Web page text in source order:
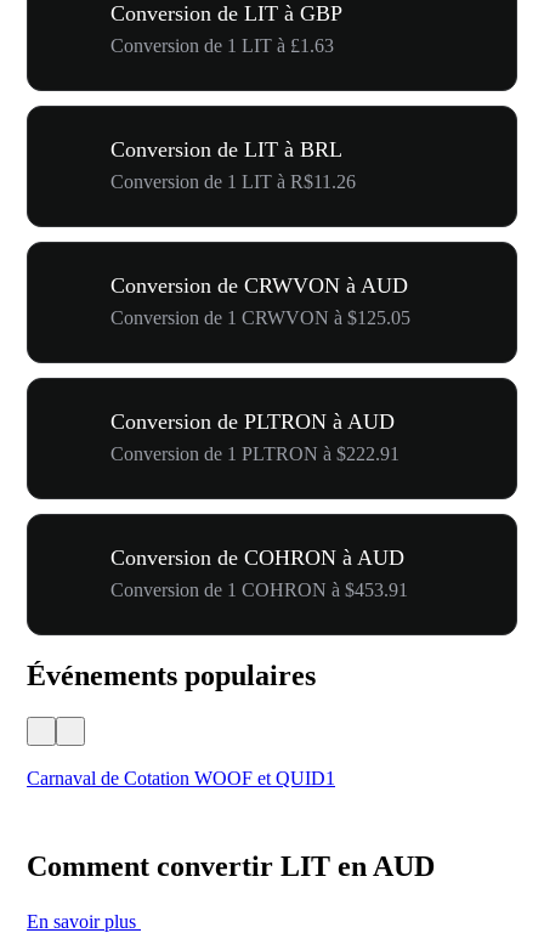
Conversion de LIT à GBP
Conversion de 1 LIT à £1.63
Conversion de LIT à BRL
Conversion de 1 LIT à R$11.26
Conversion de CRWVON à AUD
Conversion de 1 CRWVON à $125.05
Conversion de PLTRON à AUD
Conversion de 1 PLTRON à $222.91
Conversion de COHRON à AUD
Conversion de 1 COHRON à $453.91
Événements populaires
Carnaval de Cotation WOOF et QUID1
Comment convertir LIT en AUD
En savoir plus